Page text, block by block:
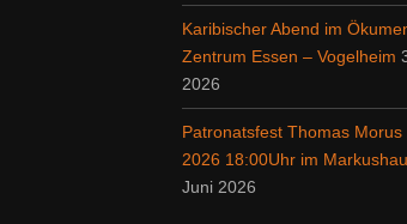
Karibischer Abend im
Zentrum Essen – Vogelheim
2026
Patronatsfest Thomas Morus
2026 18:00Uhr im
Juni 2026